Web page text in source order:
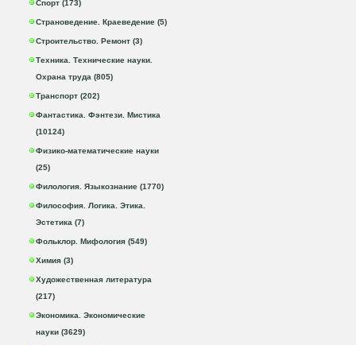
Спорт (173)
Страноведение. Краеведение (5)
Строительство. Ремонт (3)
Техника. Технические науки.
Охрана труда (805)
Транспорт (202)
Фантастика. Фэнтези. Мистика
(10124)
Физико-математические науки
(25)
Филология. Языкознание (1770)
Философия. Логика. Этика.
Эстетика (7)
Фольклор. Мифология (549)
Химия (3)
Художественная литература
(217)
Экономика. Экономические
науки (3629)